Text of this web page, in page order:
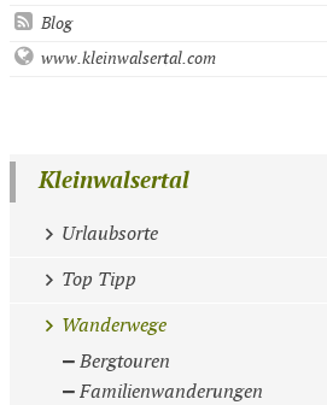
Blog
www.kleinwalsertal.com
Kleinwalsertal
Urlaubsorte
Top Tipp
Wanderwege
Bergtouren
Familienwanderungen